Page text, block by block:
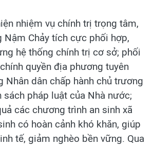
nhiệm vụ chính trị trọng tâm,
Nậm Chảy tích cực phối hợp,
hệ thống chính trị cơ sở; phối
quyền địa phương tuyên
Nhân dân chấp hành chủ trương
sách pháp luật của Nhà nước;
các chương trình an sinh xã
có hoàn cảnh khó khăn, giúp
tế, giảm nghèo bền vững. Qua